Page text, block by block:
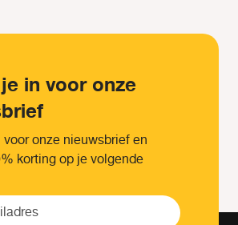
in voor onze
onze nieuwsbrief en
korting op je volgende